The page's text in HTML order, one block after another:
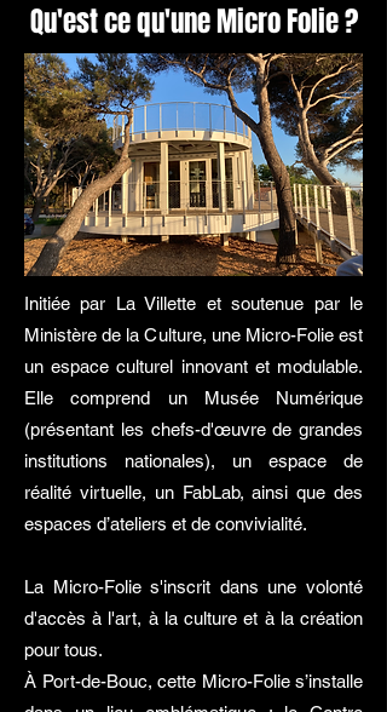
Qu'est ce qu'une Micro Folie ?
Initiée par La Villette et soutenue par le
Ministère de la Culture, une Micro-Folie est
un espace culturel innovant et modulable.
Elle comprend un Musée Numérique
(présentant les chefs-d'œuvre de grandes
institutions nationales), un espace de
réalité virtuelle, un FabLab, ainsi que des
espaces d’ateliers et de convivialité.
La Micro-Folie s'inscrit dans une volonté
d'accès à l'art, à la culture et à la création
pour tous.
À Port-de-Bouc, cette Micro-Folie s’installe